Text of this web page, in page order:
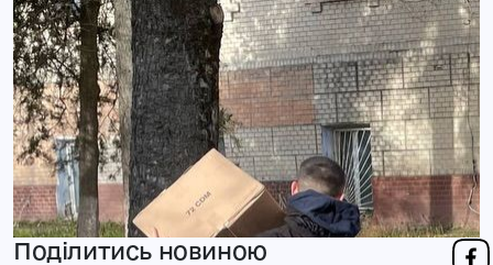
Поділитись новиною